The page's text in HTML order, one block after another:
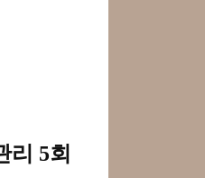
리 5회